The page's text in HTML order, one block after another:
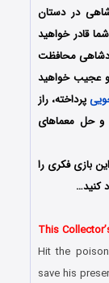
در دستان
قادر خواهید
محافظت
و عجیب خواهید
پرداخته، راز
و حل معماهای
بازی فکری را
کنید…
This
Hit the
save his